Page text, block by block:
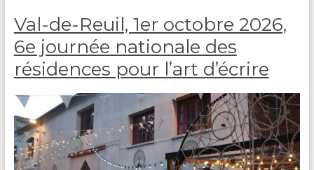
U
R
A
N
D
Val-de-Reuil, 1er octobre 2026,
6e journée nationale des
résidences pour l’art d’écrire